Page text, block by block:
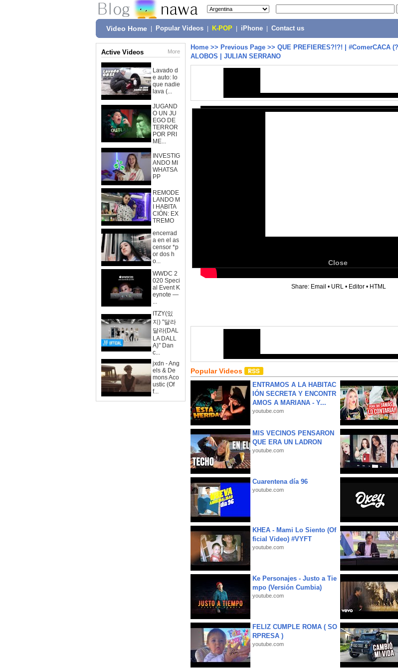
Video Home Popular Videos K-POP iPhone Contact us
Active Videos More
Lavado d
e auto: lo
que nadie
lava (...
JUGAND
O UN JU
EGO DE
TERROR
POR PRI
ME...
INVESTIG
ANDO MI
WHATSA
PP
REMODE
LANDO M
I HABITA
CIÓN: EX
TREMO
encerrad
a en el as
censor *p
or dos h
o...
WWDC 2
020 Speci
al Event K
eynote —
...
ITZY(있
지) "달라
달라(DAL
LA DALL
A)" Dan
c...
jxdn - Ang
els & De
mons Aco
ustic (Of
f...
Home >> Previous Page >> QUE PREFIERES?!?! | #ComerCACA
ALOBOS | JULIAN SERRANO
Close
Share: Email • URL • Editor • HTML
Popular Videos
ENTRAMOS A LA HABITAC
IÓN SECRETA Y ENCONTR
AMOS A MARIANA - Y...
youtube.com
MIS VECINOS PENSARON
QUE ERA UN LADRON
youtube.com
Cuarentena día 96
youtube.com
KHEA - Mami Lo Siento (Of
ficial Video) #VYFT
youtube.com
Ke Personajes - Justo a Tie
mpo (Versión Cumbia)
youtube.com
FELIZ CUMPLE ROMA ( SO
RPRESA )
youtube.com